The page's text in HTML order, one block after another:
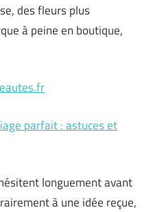
des fleurs plus
à peine en boutique,
parfait : astuces et
longuement avant
à une idée reçue,